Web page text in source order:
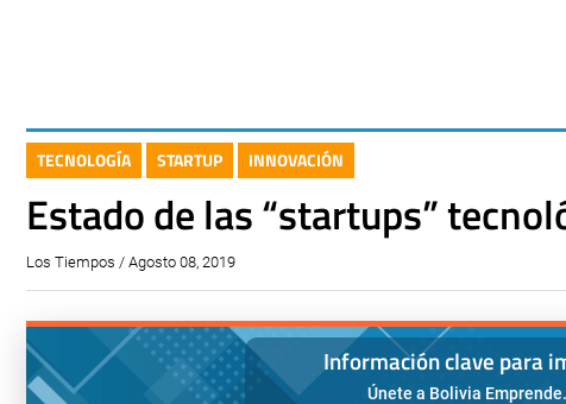
TECNOLOGÍA STARTUP INNOVACIÓN
Estado de las “startups”
Los Tiempos / Agosto 08, 2019
Información clave para
Únete a Bolivia